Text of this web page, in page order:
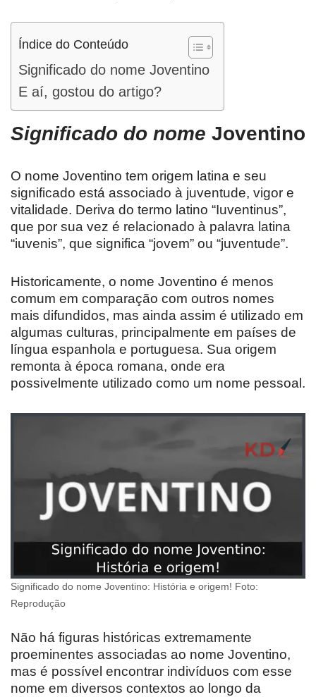
Índice do Conteúdo
Significado do nome Joventino
E aí, gostou do artigo?
Significado do nome Joventino
O nome Joventino tem origem latina e seu
significado está associado à juventude, vigor e
vitalidade. Deriva do termo latino “Iuventinus”,
que por sua vez é relacionado à palavra latina
“iuvenis”, que significa “jovem” ou “juventude”.
Historicamente, o nome Joventino é menos
comum em comparação com outros nomes
mais difundidos, mas ainda assim é utilizado em
algumas culturas, principalmente em países de
língua espanhola e portuguesa. Sua origem
remonta à época romana, onde era
possivelmente utilizado como um nome pessoal.
Significado do nome Joventino: História e origem! Foto:
Reprodução
Não há figuras históricas extremamente
proeminentes associadas ao nome Joventino,
mas é possível encontrar indivíduos com esse
nome em diversos contextos ao longo da